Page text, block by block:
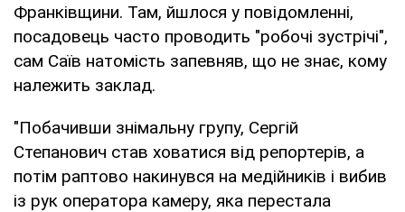
Франківщини. Там, йшлося у повідомленні,
посадовець часто проводить "робочі зустрічі",
сам Саїв натомість запевняв, що не знає, кому
належить заклад.
"Побачивши знімальну групу, Сергій
Степанович став ховатися від репортерів, а
потім раптово накинувся на медійників і вибив
із рук оператора камеру, яка перестала